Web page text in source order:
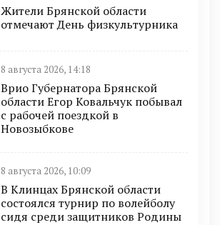
Жители Брянской области
отмечают День физкультурника
8 августа 2026, 14:18
Врио Губернатора Брянской
области Егор Ковальчук побывал
с рабочей поездкой в
Новозыбкове
8 августа 2026, 10:09
В Клинцах Брянской области
состоялся турнир по волейболу
сидя среди защитников Родины